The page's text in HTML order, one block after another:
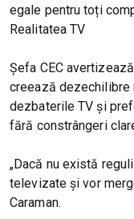
egale pentru toți
Realitatea TV
Șefa CEC
creează dezechilibre
dezbaterile TV și
fără constrângeri
„Dacă nu există
televizate și vor
Caraman.